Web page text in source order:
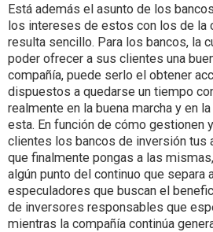
Está además el asunto de los
los intereses de estos con los de la
resulta sencillo. Para los bancos, la
poder ofrecer a sus clientes una
compañía, puede serlo el obtener
dispuestos a quedarse un tiempo
realmente en la buena marcha y en
esta. En función de cómo gestionen
clientes los bancos de inversión tus
que finalmente pongas a las
algún punto del continuo que separa
especuladores que buscan el
de inversores responsables que
mientras la compañía continúa